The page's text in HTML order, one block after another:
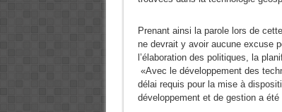
Prenant ainsi la parole lors de
ne devrait y avoir aucune excuse
l’élaboration des politiques, la
«Avec le développement des
délai requis pour la mise à
développement et de gestion a